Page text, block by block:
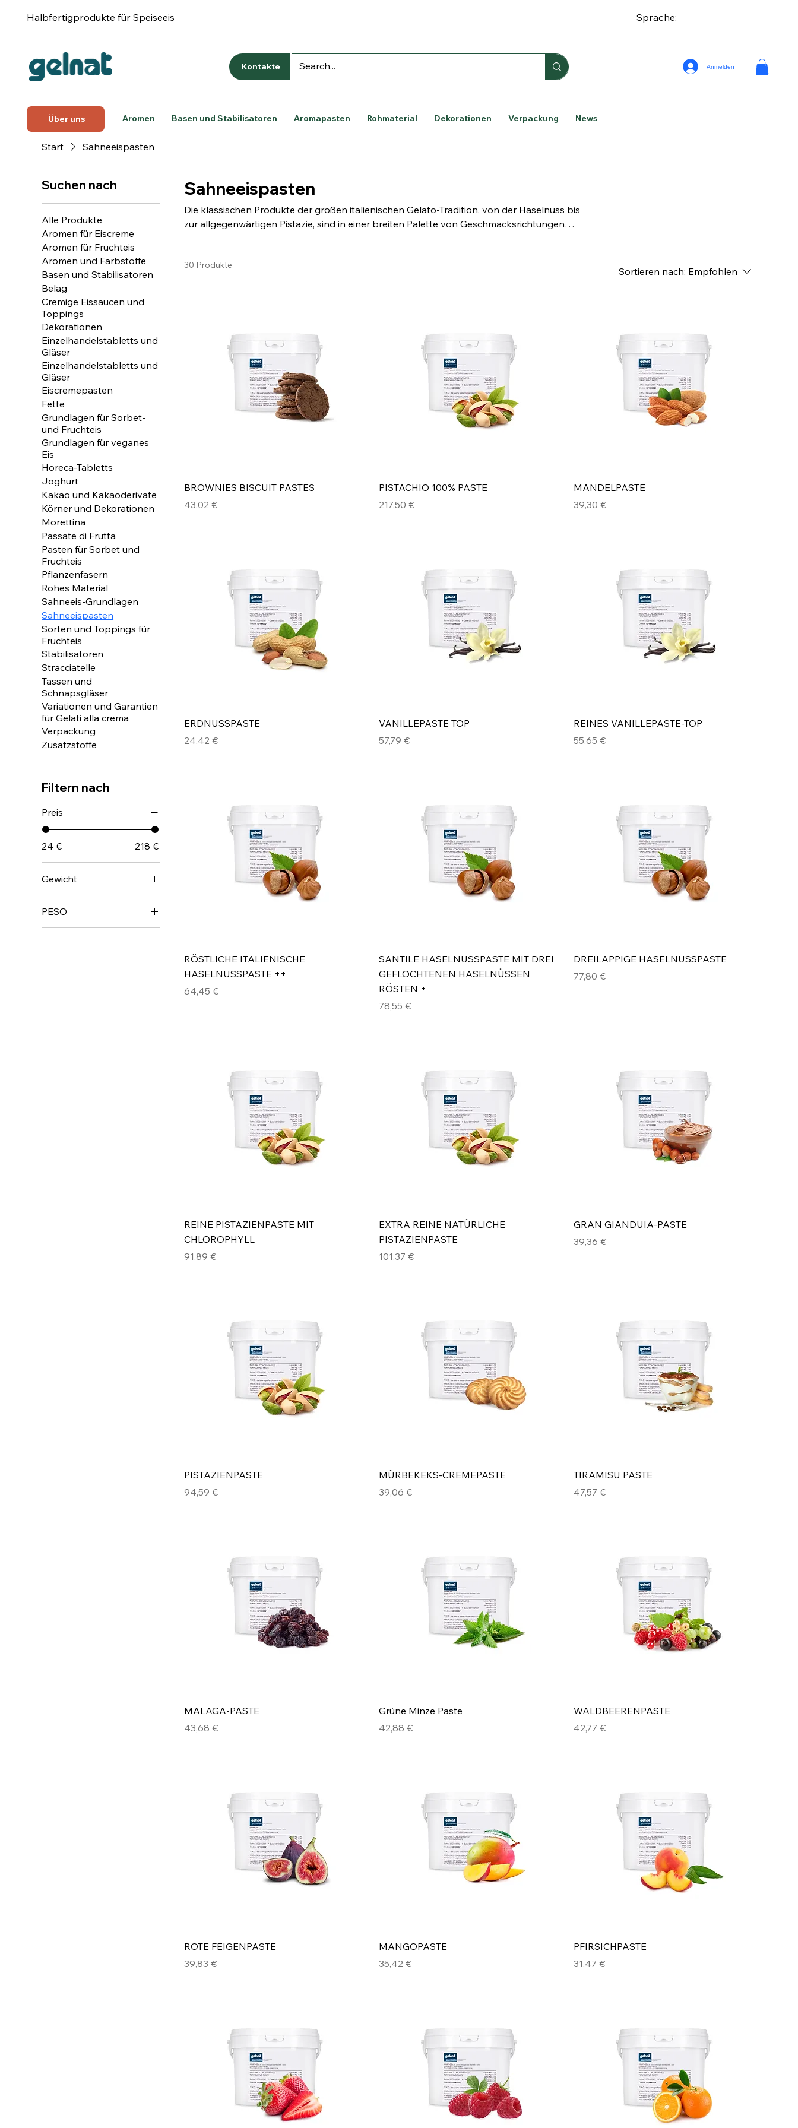
Sprache:
Halbfertigprodukte für Speiseeis
Anmelden
Kontakte
Über uns Aromen Basen und Stabilisatoren Aromapasten Rohmaterial Dekorationen Verpackung News
Start Sahneeispasten
Suchen nach
Alle Produkte
Aromen für Eiscreme
Aromen für Fruchteis
Aromen und Farbstoffe
Basen und Stabilisatoren
Belag
Cremige Eissaucen und
Toppings
Dekorationen
Einzelhandelstabletts und
Gläser
Einzelhandelstabletts und
Gläser
Eiscremepasten
Fette
Grundlagen für Sorbet-
und Fruchteis
Grundlagen für veganes
Eis
Horeca-Tabletts
Joghurt
Kakao und Kakaoderivate
Körner und Dekorationen
Morettina
Passate di Frutta
Pasten für Sorbet und
Fruchteis
Pflanzenfasern
Rohes Material
Sahneeis-Grundlagen
Sahneeispasten
Sorten und Toppings für
Fruchteis
Stabilisatoren
Stracciatelle
Tassen und
Schnapsgläser
Variationen und Garantien
für Gelati alla crema
Verpackung
Zusatzstoffe
Filtern nach
Preis
24 € 218 €
Gewicht
3.5 kg
PESO
Sahneeispasten
Die klassischen Produkte der großen italienischen Gelato-Tradition, von der Haselnuss bis
zur allgegenwärtigen Pistazie, sind in einer breiten Palette von Geschmacksrichtungen
30 Produkte
Sortieren nach: Empfohlen
BROWNIES BISCUIT PASTES
Preis
43,02 €
PISTACHIO 100% PASTE
Preis
217,50 €
MANDELPASTE
Preis
39,30 €
ERDNUSSPASTE
Preis
24,42 €
VANILLEPASTE TOP
Preis
57,79 €
REINES VANILLEPASTE-TOP
Preis
55,65 €
RÖSTLICHE ITALIENISCHE
HASELNUSSPASTE ++
Preis
64,45 €
SANTILE HASELNUSSPASTE MIT DREI
GEFLOCHTENEN HASELNÜSSEN
RÖSTEN +
Preis
78,55 €
DREILAPPIGE HASELNUSSPASTE
Preis
77,80 €
REINE PISTAZIENPASTE MIT
CHLOROPHYLL
Preis
91,89 €
EXTRA REINE NATÜRLICHE
PISTAZIENPASTE
Preis
101,37 €
GRAN GIANDUIA-PASTE
Preis
39,36 €
PISTAZIENPASTE
Preis
94,59 €
MÜRBEKEKS-CREMEPASTE
Preis
39,06 €
TIRAMISU PASTE
Preis
47,57 €
MALAGA-PASTE
Preis
43,68 €
Grüne Minze Paste
Preis
42,88 €
WALDBEERENPASTE
Preis
42,77 €
ROTE FEIGENPASTE
Preis
39,83 €
MANGOPASTE
Preis
35,42 €
PFIRSICHPASTE
Preis
31,47 €